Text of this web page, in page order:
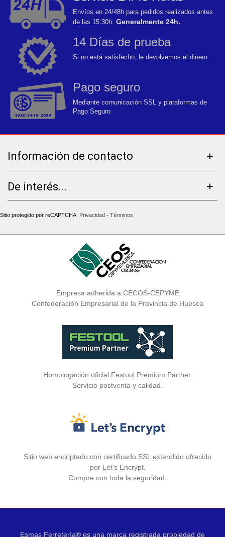
Envíos en 24/48h para pedidos realizados antes
de las 15:30h. Generalmente 24h.
14 Días de prueba
Si no está satisfecho, le devolvemos el dinero
Pago seguro
Mediante comunicación SSL y plataformas de
Pago Seguro
Información de contacto
De interés...
Sitio protegido por reCAPTCHA. Privacidad - Términos
Empresa adherida a CECOS-CEPYME
Confederación Empresarial de la Provincia de Huesca
Homologación oficial Festool Premium Parther.
Servicio postventa y calidad.
Sitio web encriptado con certificado SSL extendido ofrecido
por Let's Encrypt.
Compre con toda la seguridad.
Esmas Ferretería® es una marca registrada propiedad de